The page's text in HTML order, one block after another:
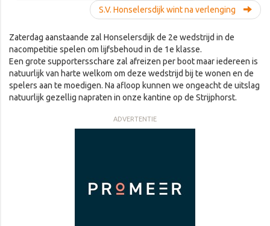
S.V. Honselersdijk wint na verlenging
Zaterdag aanstaande zal Honselersdijk de 2e wedstrijd in de
nacompetitie spelen om lijfsbehoud in de 1e klasse.
Een grote supportersschare zal afreizen per boot maar iedereen is
natuurlijk van harte welkom om deze wedstrijd bij te wonen en de
spelers aan te moedigen. Na afloop kunnen we ongeacht de uitslag
natuurlijk gezellig napraten in onze kantine op de Strijphorst.
ADVERTENTIE